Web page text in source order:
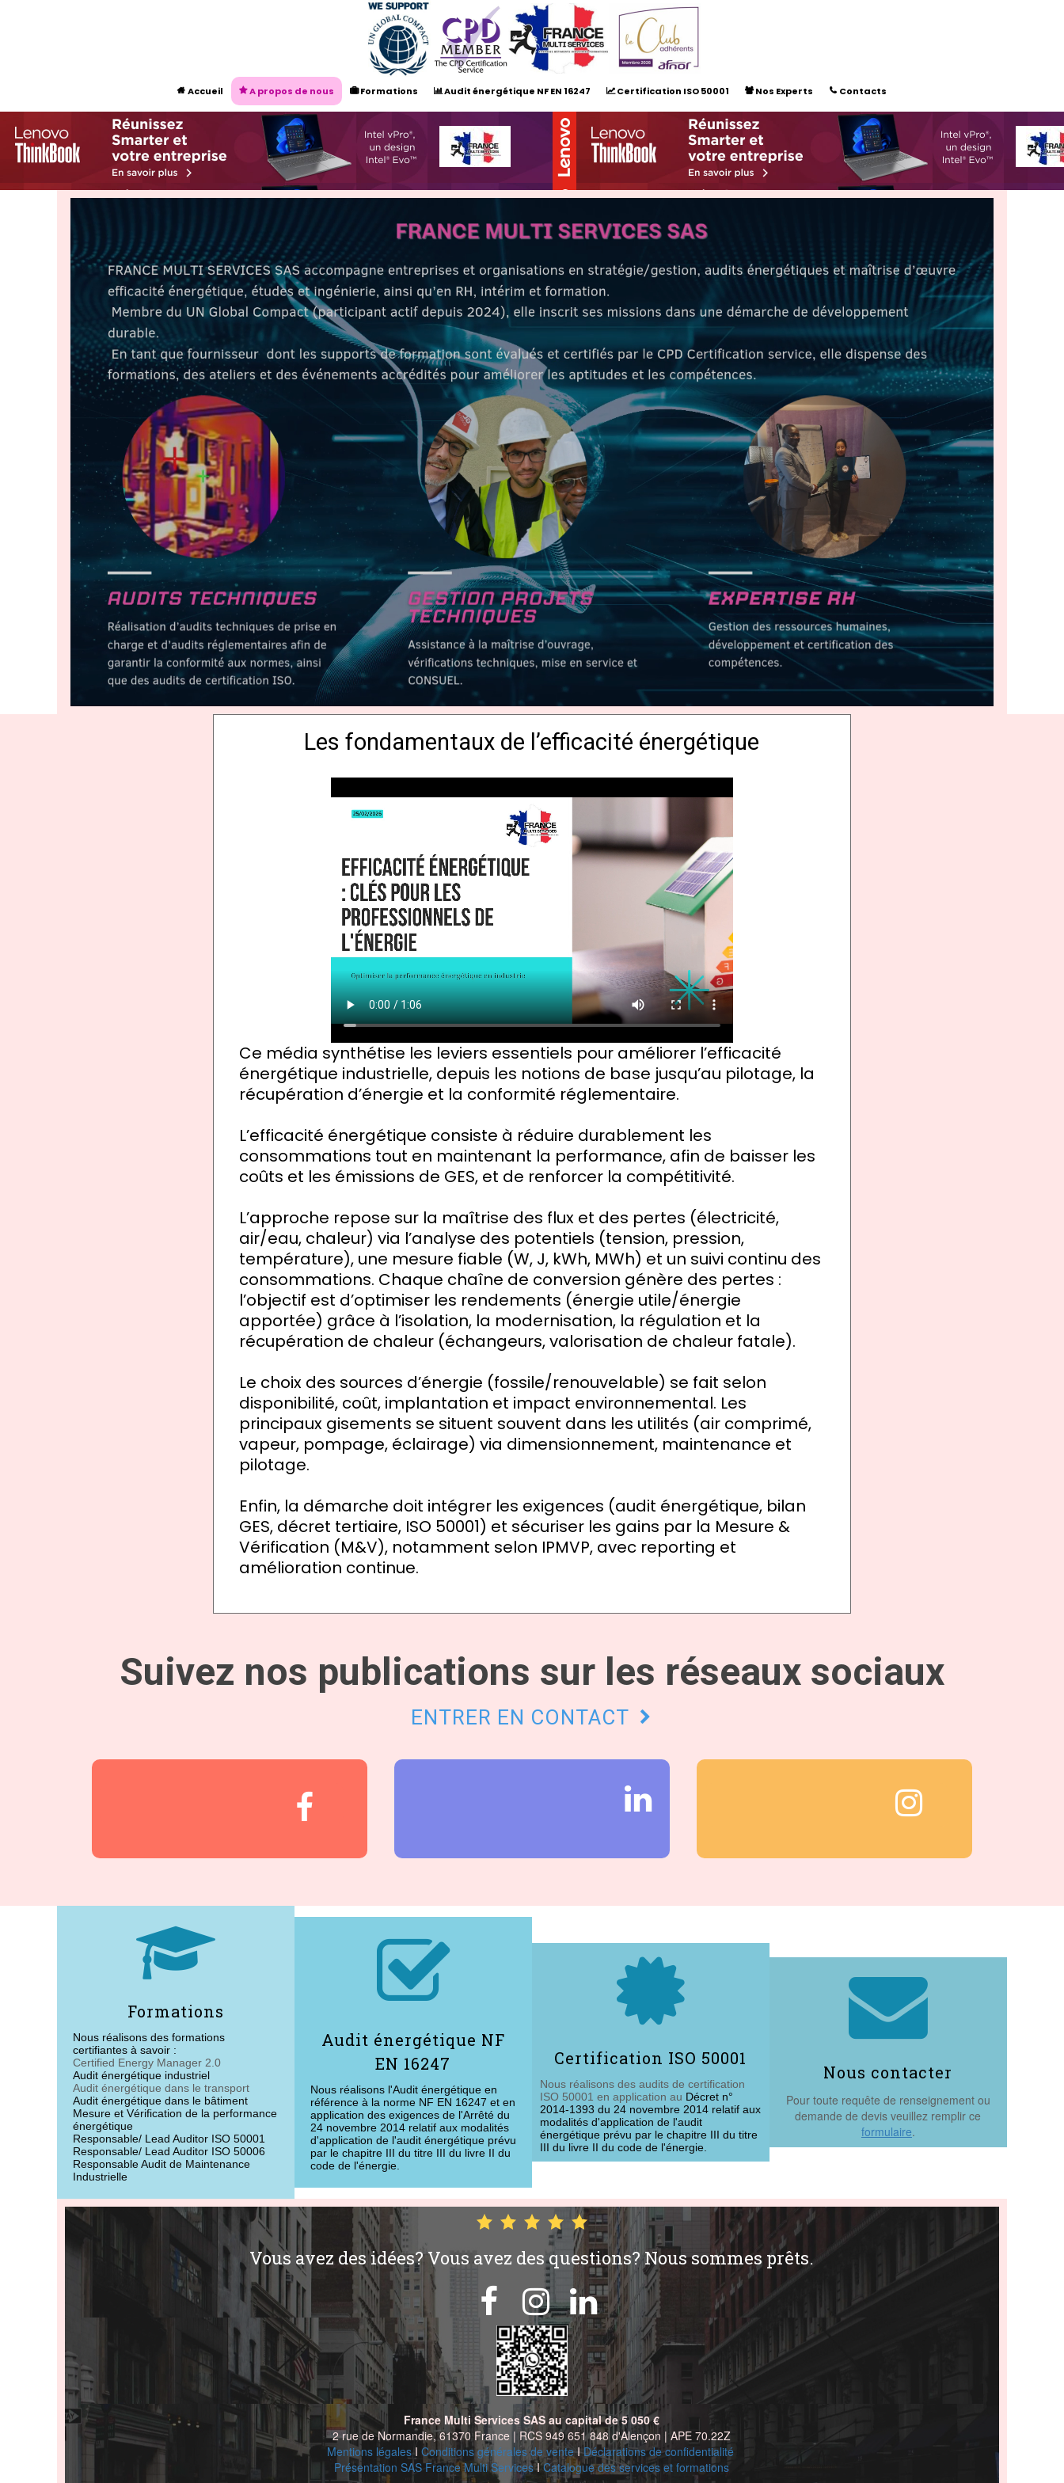
 Accueil A propos de nous Formations  Audit énergétique NF EN 16247 Certification ISO 50001 Nos Experts  Contacts
Prendre rendez-vous
Les fondamentaux de l’efficacité énergétique
Ce média synthétise les leviers essentiels pour améliorer l’efficacité
énergétique industrielle, depuis les notions de base jusqu’au pilotage, la
récupération d’énergie et la conformité réglementaire.
L’efficacité énergétique consiste à réduire durablement les
consommations tout en maintenant la performance, afin de baisser les
coûts et les émissions de GES, et de renforcer la compétitivité.
L’approche repose sur la maîtrise des flux et des pertes (électricité,
air/eau, chaleur) via l’analyse des potentiels (tension, pression,
température), une mesure fiable (W, J, kWh, MWh) et un suivi continu des
consommations. Chaque chaîne de conversion génère des pertes :
l’objectif est d’optimiser les rendements (énergie utile/énergie
apportée) grâce à l’isolation, la modernisation, la régulation et la
récupération de chaleur (échangeurs, valorisation de chaleur fatale).
Le choix des sources d’énergie (fossile/renouvelable) se fait selon
disponibilité, coût, implantation et impact environnemental. Les
principaux gisements se situent souvent dans les utilités (air comprimé,
vapeur, pompage, éclairage) via dimensionnement, maintenance et
pilotage.
Enfin, la démarche doit intégrer les exigences (audit énergétique, bilan
GES, décret tertiaire, ISO 50001) et sécuriser les gains par la Mesure &
Vérification (M&V), notamment selon IPMVP, avec reporting et
amélioration continue.
Suivez nos publications sur les réseaux sociaux
ENTRER EN CONTACT 
  

Formations
Nous réalisons des formations
certifiantes à savoir :
Certified Energy Manager 2.0
Audit énergétique industriel
Audit énergétique dans le transport
Audit énergétique dans le bâtiment
Mesure et Vérification de la performance
énergétique
Responsable/ Lead Auditor ISO 50001
Responsable/ Lead Auditor ISO 50006
Responsable Audit de Maintenance
Industrielle

Audit énergétique NF
EN 16247
Nous réalisons l'Audit énergétique en
référence à la norme NF EN 16247 et en
application des exigences de l'Arrêté du
24 novembre 2014 relatif aux modalités
d'application de l'audit énergétique prévu
par le chapitre III du titre III du livre II du
code de l'énergie.

Certification ISO 50001
Nous réalisons des audits de certification
ISO 50001 en application au Décret n°
2014-1393 du 24 novembre 2014 relatif aux
modalités d'application de l'audit
énergétique prévu par le chapitre III du titre
III du livre II du code de l'énergie.

Nous contacter
Pour toute requête de renseignement ou
demande de devis veuillez remplir ce
formulaire.
Vous avez des idées? Vous avez des questions? Nous sommes prêts.
  
France Multi Services SAS au capital de 5 050 €
2 rue de Normandie, 61370 France | RCS 949 651 848 d'Alençon | APE 70.22Z
Mentions légalesI Conditions générales de venteIDéclarations de confidentialité
Présentation SAS France Multi ServicesICatalogue des services et formations